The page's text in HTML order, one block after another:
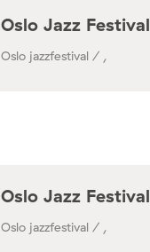
Oslo Jazz Festival
Oslo jazzfestival / ,
Oslo Jazz Festival
Oslo jazzfestival / ,